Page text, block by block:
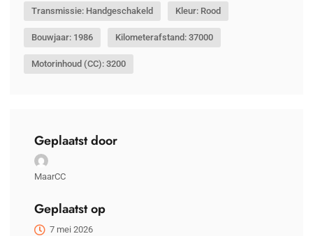
Transmissie: Handgeschakeld Kleur: Rood
Bouwjaar: 1986 Kilometerafstand: 37000
Motorinhoud (CC): 3200
Geplaatst door
MaarCC
Geplaatst op
7 mei 2026